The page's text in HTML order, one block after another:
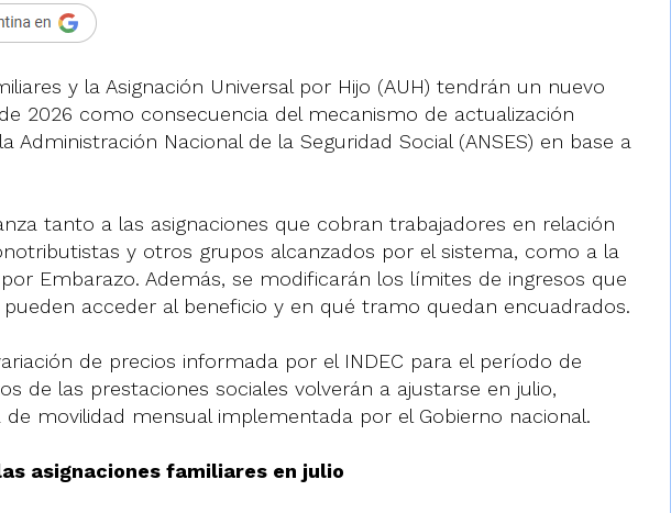
y la Asignación Universal por Hijo (AUH) tendrán un nuevo
2026 como consecuencia del mecanismo de actualización
Administración Nacional de la Seguridad Social (ANSES) en base a
tanto a las asignaciones que cobran trabajadores en relación
y otros grupos alcanzados por el sistema, como a la
por Embarazo. Además, se modificarán los límites de ingresos que
acceder al beneficio y en qué tramo quedan encuadrados.
de precios informada por el INDEC para el período de
de las prestaciones sociales volverán a ajustarse en julio,
movilidad mensual implementada por el Gobierno nacional.
asignaciones familiares en julio